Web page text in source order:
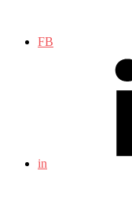
FB
in